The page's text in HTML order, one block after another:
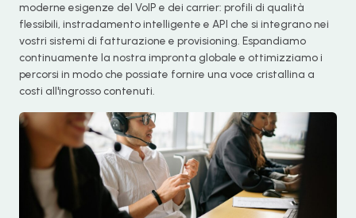
moderne esigenze del VoIP e dei carrier: profili di qualità
flessibili, instradamento intelligente e API che si integrano nei
vostri sistemi di fatturazione e provisioning. Espandiamo
continuamente la nostra impronta globale e ottimizziamo i
percorsi in modo che possiate fornire una voce cristallina a
costi all'ingrosso contenuti.